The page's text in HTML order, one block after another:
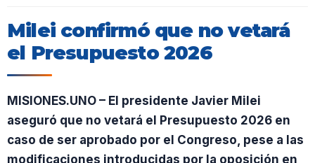
Milei confirmó que no vetará
el Presupuesto 2026
MISIONES.UNO – El presidente Javier Milei
aseguró que no vetará el Presupuesto 2026 en
caso de ser aprobado por el Congreso, pese a las
modificaciones introducidas por la oposición en